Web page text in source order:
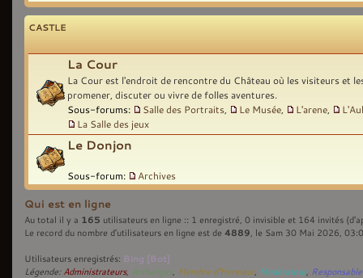
CASTLE
La Cour
La Cour est l'endroit de rencontre du Château où les visiteurs et
promener, discuter ou vivre de folles aventures.
Sous-forums:
Salle des Portraits Le Musée L'arene
La Salle des jeux
Le Donjon
Sous-forum: Archives
Qui est en ligne
Au total il y a 165 utilisateurs en ligne :: 1 enregistré, 0 invisible et 164 invités
Le record du nombre d’utilisateurs en ligne est de 4889 , le Sam 30 Mai 2026,
Utilisateurs enregistrés: Bing [Bot]
Légende: Administrateurs, Archanges Membre d'Honneur, Modérateur,